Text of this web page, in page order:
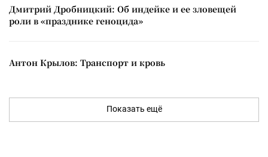
Дмитрий Дробницкий: Об индейке и ее зловещей
роли в «празднике геноцида»
Антон Крылов: Транспорт и кровь
Показать ещё